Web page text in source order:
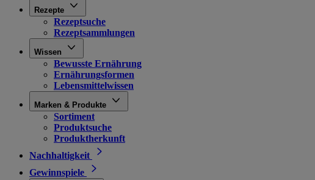
Rezepte
Rezeptsuche
Rezeptsammlungen
Wissen
Bewusste Ernährung
Ernährungsformen
Lebensmittelwissen
Marken & Produkte
Sortiment
Produktsuche
Produktherkunft
Nachhaltigkeit
Gewinnspiele